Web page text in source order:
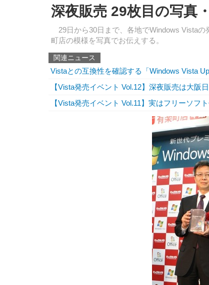
深夜販売 29枚目の写真
29日から30日まで、各地でWindows Vista
町店の模様を写真でお伝えする。
関連ニュース
Vistaとの互換性を確認する「Windows Vista
【Vista発売イベント Vol.12】深夜販売は大阪
【Vista発売イベント Vol.11】実はフリーソフ